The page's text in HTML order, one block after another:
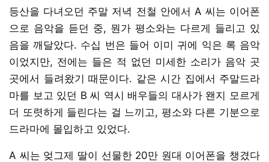
등산을 다녀오던 주말 저녁 전철 안에서 A 씨는 이어폰
으로 음악을 듣던 중, 뭔가 평소와는 다르게 들리고 있
음을 깨달았다. 수십 번은 들어 이미 귀에 익은 록 음악
이었지만, 전에는 들은 적 없던 미세한 소리가 음악 곳
곳에서 들려왔기 때문이다. 같은 시간 집에서 주말드라
마를 보고 있던 B 씨 역시 배우들의 대사가 왠지 모르게
더 또렷하게 들린다는 걸 느끼고, 평소와 다른 기분으로
드라마에 몰입하고 있었다.
A 씨는 엊그제 딸이 선물한 20만 원대 이어폰을 챙겼다